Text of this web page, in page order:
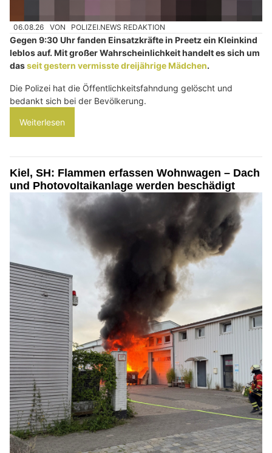
06.08.26 VON POLIZEI.NEWS REDAKTION
Gegen 9:30 Uhr fanden Einsatzkräfte in Preetz ein Kleinkind
leblos auf. Mit großer Wahrscheinlichkeit handelt es sich um
dasseit gestern vermisste dreijährige Mädchen.
Die Polizei hat die Öffentlichkeitsfahndung gelöscht und
bedankt sich bei der Bevölkerung.
Weiterlesen
Kiel, SH: Flammen erfassen Wohnwagen – Dach
und Photovoltaikanlage werden beschädigt